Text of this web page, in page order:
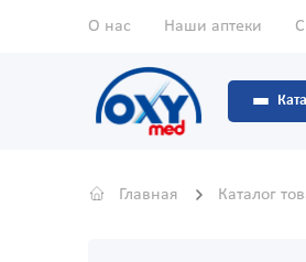
О нас Наши аптеки
Главная Каталог